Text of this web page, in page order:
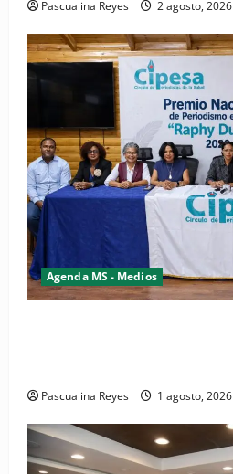
Pascualina Reyes 2 agosto, 2026
Agenda MS - Medios
Pascualina Reyes 1 agosto, 2026